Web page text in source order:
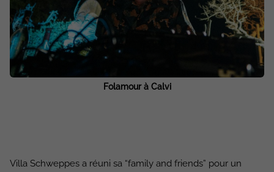
Folamour à Calvi
Villa Schweppes a réuni sa “family and friends” pour un